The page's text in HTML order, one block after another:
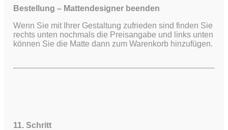
Bestellung – Mattendesigner beenden
Wenn Sie mit Ihrer Gestaltung zufrieden sind finden Sie
rechts unten nochmals die Preisangabe und links unten
können Sie die Matte dann zum Warenkorb hinzufügen.
11. Schritt